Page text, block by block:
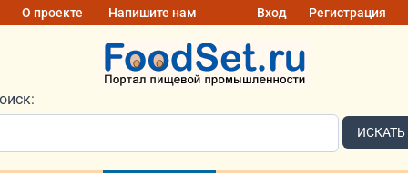
О проекте Напишите нам Вход Регистрация
ИСКАТЬ